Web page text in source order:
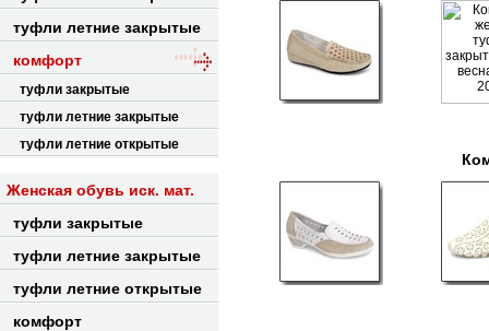
туфли летние закрытые
комфорт
туфли закрытые
туфли летние закрытые
туфли летние открытые
Женская обувь иск. мат.
туфли закрытые
туфли летние закрытые
туфли летние открытые
комфорт